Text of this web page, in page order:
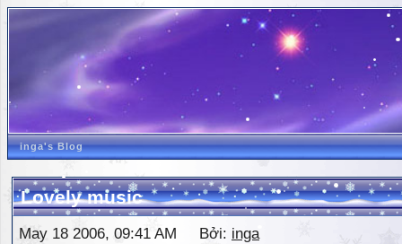
inga's Blog
Lovely music
May 18 2006, 09:41 AM Bởi: inga